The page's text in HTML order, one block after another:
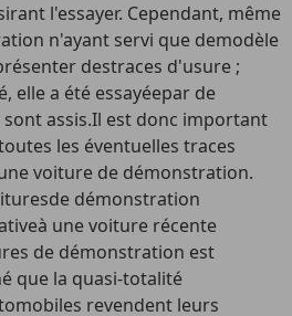
l'essayer. Cependant, même
n'ayant servi que demodèle
destraces d'usure ;
elle a été essayéepar de
assis.Il est donc important
les éventuelles traces
voiture de démonstration.
démonstration
une voiture récente
de démonstration est
que la quasi-totalité
revendent leurs